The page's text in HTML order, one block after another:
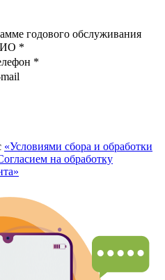
годового обслуживания
*
*
«Условиями сбора и обработки
на обработку